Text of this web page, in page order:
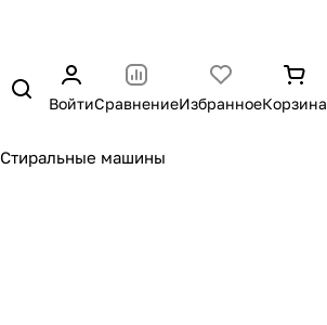
ВойтиСравнениеИзбранноеКорзина
Стиральные машины